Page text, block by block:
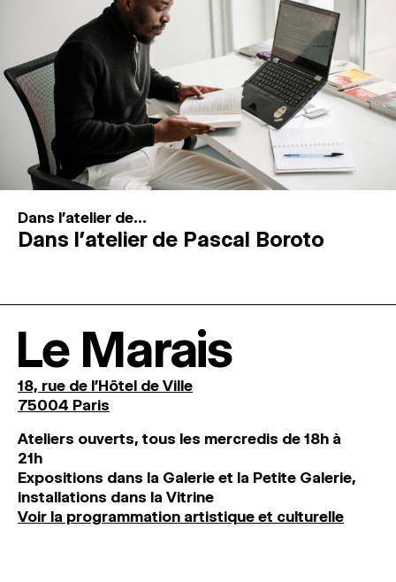
Dans l'atelier de...
Dans l’atelier de Pascal Boroto
Le Marais
18, rue de l'Hôtel de Ville
75004 Paris
Ateliers ouverts, tous les mercredis de 18h à
21h
Expositions dans la Galerie et la Petite Galerie,
installations dans la Vitrine
Voir la programmation artistique et culturelle